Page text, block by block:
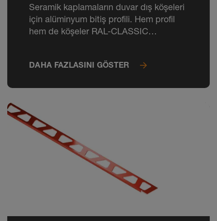
Seramik kaplamaların duvar dış köşeleri
için alüminyum bitiş profili. Hem profil
hem de köşeler RAL-CLASSIC
DAHA FAZLASINI GÖSTER